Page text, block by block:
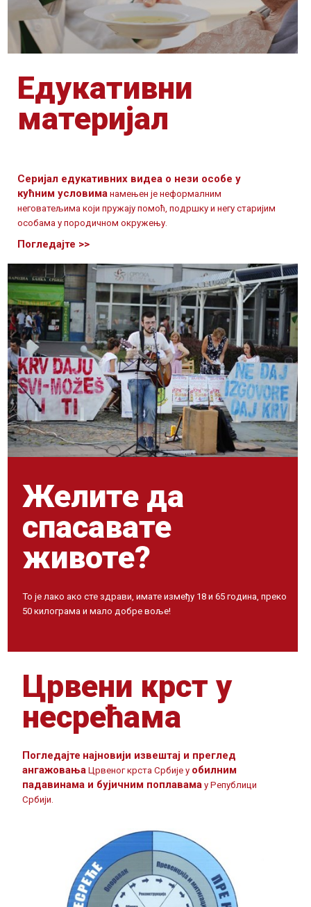
Едукативни
материјал
Серијал едукативних видеа о нези особе у
кућним условима намењен је неформалним
неговатељима који пружају помоћ, подршку и негу старијим
особама у породичном окружењу.
Погледајте >>
Желите да
спасавате
животе?
То је лако ако сте здрави, имате између 18 и 65 година, преко
50 килограма и мало добре воље!
Црвени крст у
несрећама
Погледајте најновији извештај и преглед
ангажовања Црвеног крста Србије у обилним
падавинама и бујичним поплавама у Републици
Србији.